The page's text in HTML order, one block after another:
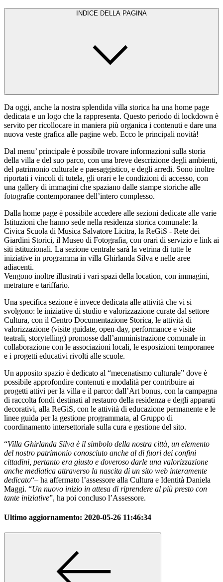
INDICE DELLA PAGINA
Da oggi, anche la nostra splendida villa storica ha una home page
dedicata e un logo che la rappresenta. Questo periodo di lockdown è
servito per ricollocare in maniera più organica i contenuti e dare una
nuova veste grafica alle pagine web. Ecco le principali novità!
Dal menu’ principale è possibile trovare informazioni sulla storia
della villa e del suo parco, con una breve descrizione degli ambienti,
del patrimonio culturale e paesaggistico, e degli arredi. Sono inoltre
riportati i vincoli di tutela, gli orari e le condizioni di accesso, con
una gallery di immagini che spaziano dalle stampe storiche alle
fotografie contemporanee dell’intero complesso.
Dalla home page è possibile accedere alle sezioni dedicate alle varie
Istituzioni che hanno sede nella residenza storica comunale: la
Civica Scuola di Musica Salvatore Licitra, la ReGiS - Rete dei
Giardini Storici, il Museo di Fotografia, con orari di servizio e link ai
siti istituzionali. La sezione centrale sarà la vetrina di tutte le
iniziative in programma in villa Ghirlanda Silva e nelle aree
adiacenti.
Vengono inoltre illustrati i vari spazi della location, con immagini,
metrature e tariffario.
Una specifica sezione è invece dedicata alle attività che vi si
svolgono: le iniziative di studio e valorizzazione curate dal settore
Cultura, con il Centro Documentazione Storica, le attività di
valorizzazione (visite guidate, open-day, performance e visite
teatrali, storytelling) promosse dall’amministrazione comunale in
collaborazione con le associazioni locali, le esposizioni temporanee
e i progetti educativi rivolti alle scuole.
Un apposito spazio è dedicato al “mecenatismo culturale” dove è
possibile approfondire contenuti e modalità per contribuire ai
progetti attivi per la villa e il parco: dall’Art bonus, con la campagna
di raccolta fondi destinati al restauro della residenza e degli apparati
decorativi, alla ReGiS, con le attività di educazione permanente e le
linee guida per la gestione programmata, al Gruppo di
coordinamento intersettoriale sulla cura e gestione del sito.
“Villa Ghirlanda Silva è il simbolo della nostra città, un elemento
del nostro patrimonio conosciuto anche al di fuori dei confini
cittadini, pertanto era giusto e doveroso darle una valorizzazione
anche mediatica attraverso la nascita di un sito web interamente
dedicato“– ha affermato l’assessore alla Cultura e Identità Daniela
Maggi. “Un nuovo inizio in attesa di riprendere al più presto con
tante iniziative”, ha poi concluso l’Assessore.
Ultimo aggiornamento: 2020-05-26 11:46:34